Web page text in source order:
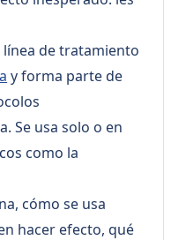
línea de tratamiento
y forma parte de
Se usa solo o en
como la
cómo se usa
hacer efecto, qué